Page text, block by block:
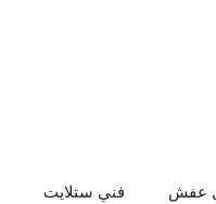
عفش فني ستلايت